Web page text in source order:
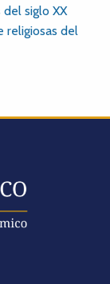
siglo XX
religiosas del